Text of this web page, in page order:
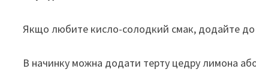
Якщо любите кисло-солодкий смак, додайте до
В начинку можна додати терту цедру лимона